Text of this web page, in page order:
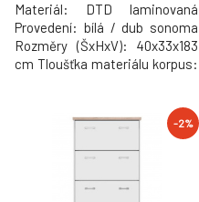
Materiál: DTD laminovaná
Provedení: bílá / dub sonoma
Rozměry (ŠxHxV): 40x33x183
cm Tloušťka materiálu korpus:
Univerzální Dodávané v
demontu. Hmotnost: 29kg
-2%